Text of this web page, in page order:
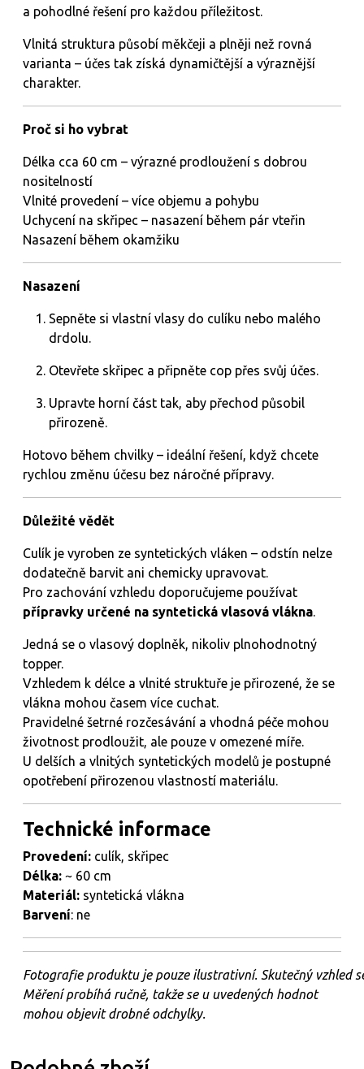
a pohodlné řešení pro každou příležitost.
Vlnitá struktura působí měkčeji a plněji než rovná
varianta – účes tak získá dynamičtější a výraznější
charakter.
Proč si ho vybrat
Délka cca 60 cm – výrazné prodloužení s dobrou
nositelností
Vlnité provedení – více objemu a pohybu
Uchycení na skřipec – nasazení během pár vteřin
Nasazení během okamžiku
Nasazení
Sepněte si vlastní vlasy do culíku nebo malého
drdolu.
Otevřete skřipec a připněte cop přes svůj účes.
Upravte horní část tak, aby přechod působil
přirozeně.
Hotovo během chvilky – ideální řešení, když chcete
rychlou změnu účesu bez náročné přípravy.
Důležité vědět
Culík je vyroben ze syntetických vláken – odstín nelze
dodatečně barvit ani chemicky upravovat.
Pro zachování vzhledu doporučujeme používat
přípravky určené na syntetická vlasová vlákna.
Jedná se o vlasový doplněk, nikoliv plnohodnotný
topper.
Vzhledem k délce a vlnité struktuře je přirozené, že se
vlákna mohou časem více cuchat.
Pravidelné šetrné rozčesávání a vhodná péče mohou
životnost prodloužit, ale pouze v omezené míře.
U delších a vlnitých syntetických modelů je postupné
opotřebení přirozenou vlastností materiálu.
Technické informace
Provedení: culík, skřipec
Délka: ~ 60 cm
Materiál: syntetická vlákna
Barvení: ne
Fotografie produktu je pouze ilustrativní. Skutečný vzhled
Měření probíhá ručně, takže se u uvedených hodnot
mohou objevit drobné odchylky.